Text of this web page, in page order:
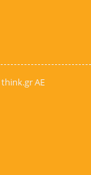
think.gr AE